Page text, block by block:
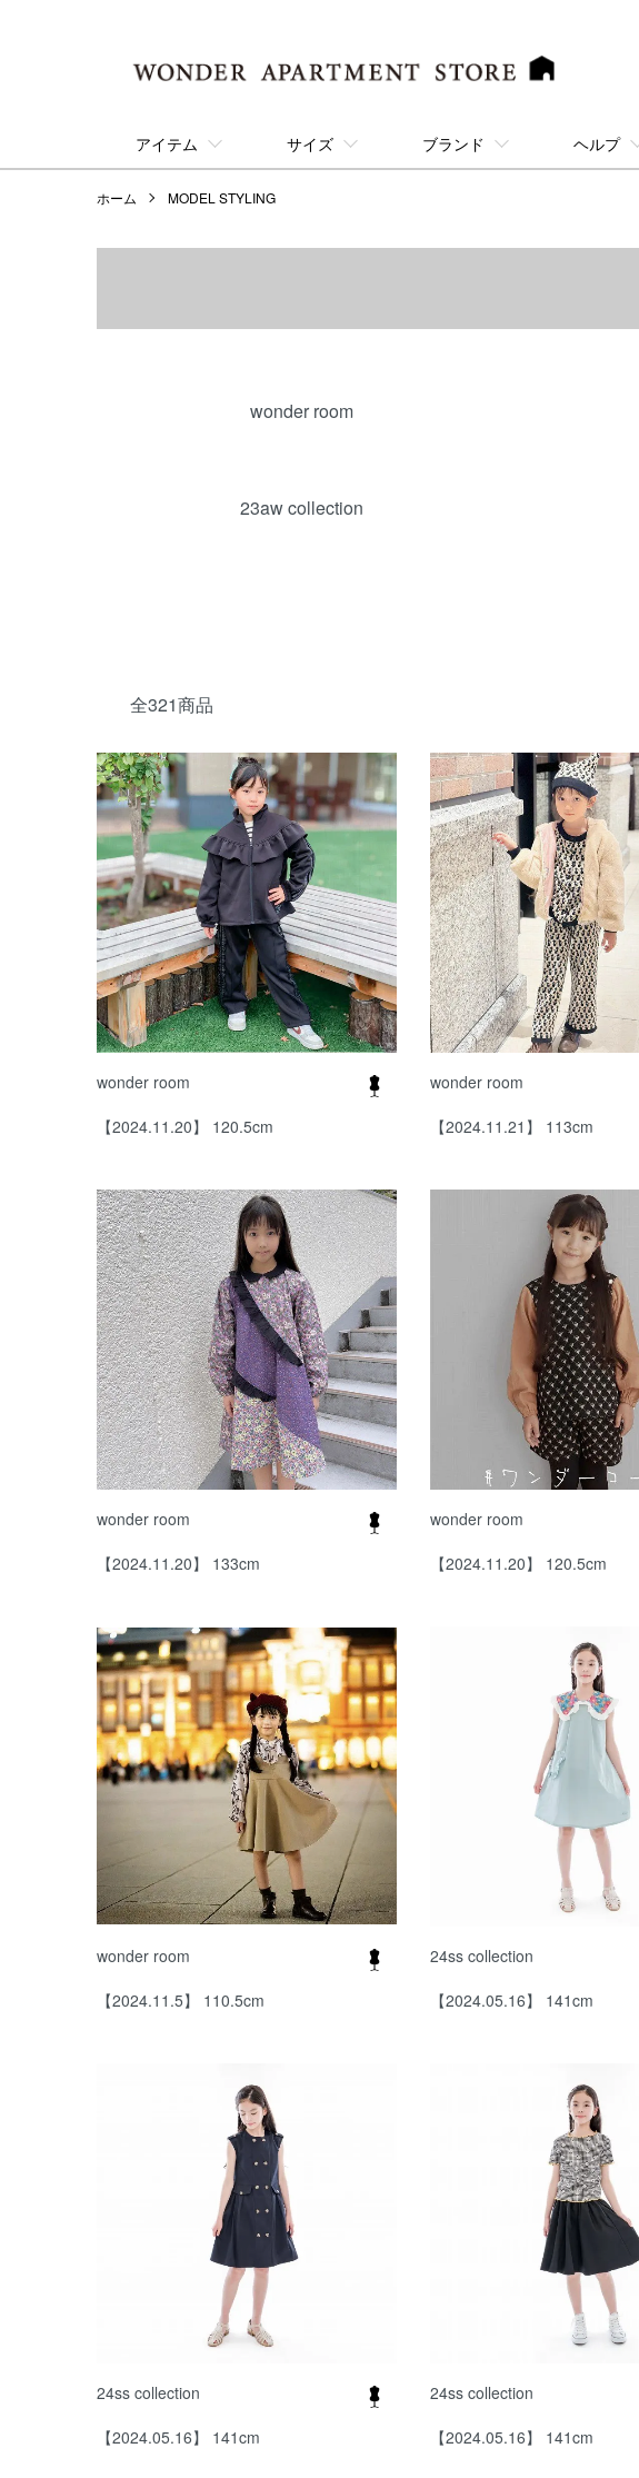
アイテム サイズ ブランド ヘルプ
ホーム MODEL STYLING
wonder room
23aw collection
全321商品
wonder room
【2024.11.20】 120.5cm
wonder room
【2024.11.21】 113cm
wonder room
【2024.11.20】 133cm
wonder room
【2024.11.20】 120.5cm
wonder room
【2024.11.5】 110.5cm
24ss collection
【2024.05.16】 141cm
24ss collection
【2024.05.16】 141cm
24ss collection
【2024.05.16】 141cm